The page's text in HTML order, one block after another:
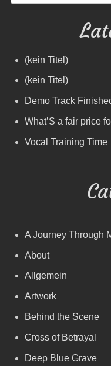
(kein Titel)
(kein Titel)
Demo Track
What’S a fair price
Vocal Training Time
A Journey Through
About
Allgemein
Artwork
Behind the Scene
Cross of Betrayal
Deep Blue Grave